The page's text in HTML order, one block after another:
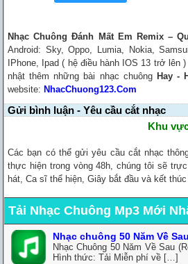
Nhạc Chuông Đánh Mất Em Remix –
Android: Sky, Oppo, Lumia, Nokia,
IPhone, Ipad ( hệ điều hành IOS 13 trở
nhật thêm những bài nhạc chuông Hay -
website: NhacChuong123.Com
Gửi bình luận - Yêu cầu cắt nhạc
Khu
Các bạn có thể gửi yêu cầu cắt nhạc
thực hiện trong vòng 48h, chúng tôi sẽ
hát, Ca sĩ thể hiện, Giây bắt đầu và kết
Tải Nhạc Chuông Mp3 Mới
Nhạc chuông 50 Năm Về
Nhạc Chuông 50 Năm Về Sau
Hình thức: Tải Miễn phí về […]